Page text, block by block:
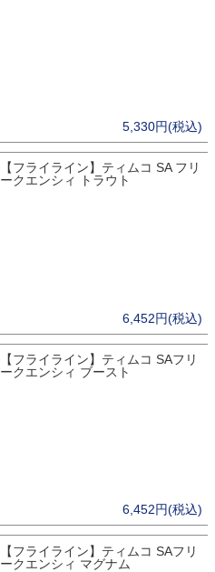
5,330円(税込)
【フライライン】ティムコ SA フリ
ークエンシィ トラウト
6,452円(税込)
【フライライン】ティムコ SAフリ
ークエンシィ ブースト
6,452円(税込)
【フライライン】ティムコ SAフリ
ークエンシィ マグナム